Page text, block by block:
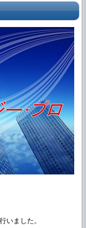
いました。